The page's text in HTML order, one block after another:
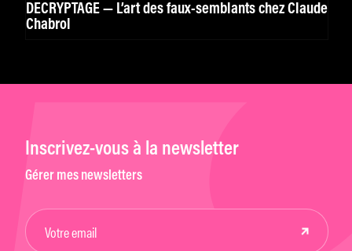
DÉCRYPTAGE — L’art des faux-semblants chez Claude
Chabrol
Inscrivez-vous à la newsletter
Gérer mes newsletters